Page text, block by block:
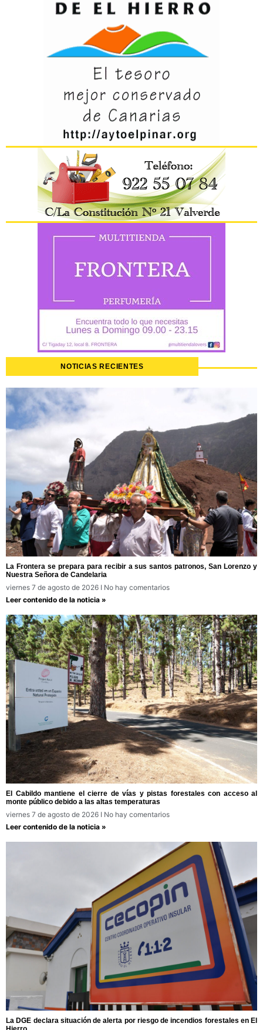
NOTICIAS RECIENTES
La Frontera se prepara para recibir a sus santos patronos, San Lorenzo y
Nuestra Señora de Candelaria
viernes 7 de agosto de 2026
No hay comentarios
Leer contenido de la noticia »
El Cabildo mantiene el cierre de vías y pistas forestales con acceso al
monte público debido a las altas temperaturas
viernes 7 de agosto de 2026
No hay comentarios
Leer contenido de la noticia »
La DGE declara situación de alerta por riesgo de incendios forestales en El